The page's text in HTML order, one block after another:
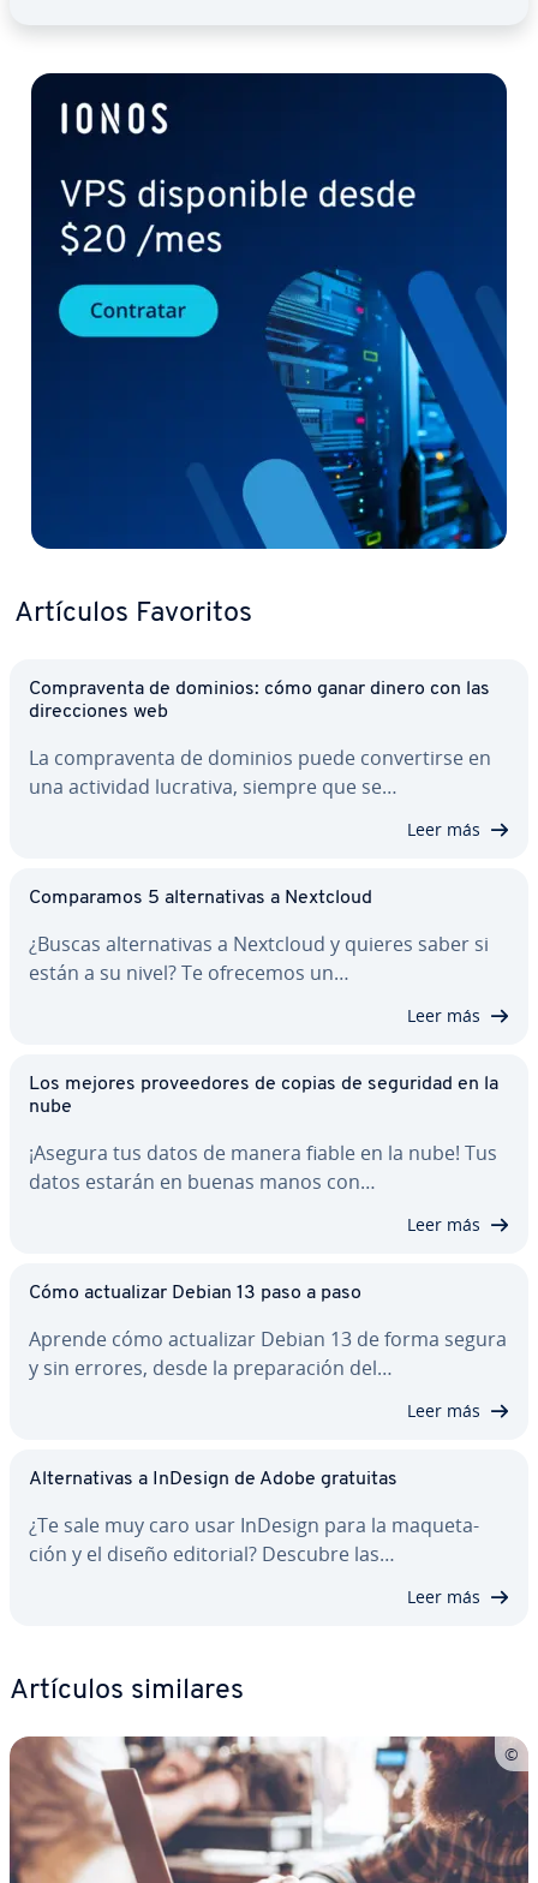
Artículos Favoritos
Co­m­pra­ve­n­ta de dominios: cómo ganar dinero con las
di­re­c­cio­nes web
La co­m­pra­ve­n­ta de dominios puede co­n­ve­r­ti­r­se en
una actividad lucrativa, siempre que se…
Leer más
Co­m­pa­ra­mos 5 al­te­r­na­ti­vas a Nextcloud
¿Buscas al­te­r­na­ti­vas a Nextcloud y quieres saber si
están a su nivel? Te ofrecemos un…
Leer más
Los mejores pro­vee­do­res de copias de seguridad en la
nube
¡Asegura tus datos de manera fiable en la nube! Tus
datos estarán en buenas manos con…
Leer más
Cómo ac­tua­li­zar Debian 13 paso a paso
Aprende cómo ac­tua­li­zar Debian 13 de forma segura
y sin errores, desde la pre­pa­ra­ción del…
Leer más
Al­te­r­na­ti­vas a InDesign de Adobe gratuitas
¿Te sale muy caro usar InDesign para la ma­que­ta­
ción y el diseño editorial? Descubre las…
Leer más
Artículos similares